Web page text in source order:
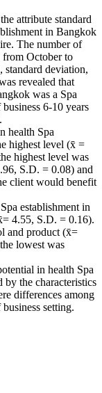
attribute standard
in Bangkok
The number of
from October to
standard deviation,
revealed that
was a Spa
6-10 years
Spa
highest level (x̄ =
highest level was
S.D. = 0.08) and
client would benefit
establishment in
4.55, S.D. = 0.16).
and product (x̄=
lowest was
in health Spa
the characteristics
differences among
setting.